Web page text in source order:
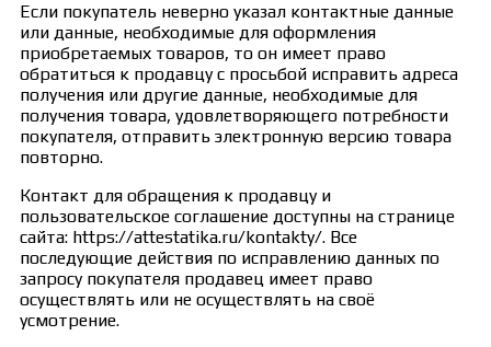
Если покупатель неверно указал контактные данные
или данные, необходимые для оформления
приобретаемых товаров, то он имеет право
обратиться к продавцу с просьбой исправить адреса
получения или другие данные, необходимые для
получения товара, удовлетворяющего потребности
покупателя, отправить электронную версию товара
повторно.
Контакт для обращения к продавцу и
пользовательское соглашение доступны на странице
сайта: https://attestatika.ru/kontakty/. Все
последующие действия по исправлению данных по
запросу покупателя продавец имеет право
осуществлять или не осуществлять на своё
усмотрение.